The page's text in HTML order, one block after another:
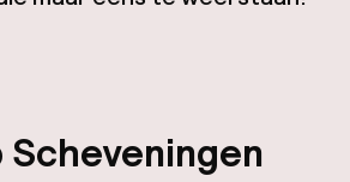
Scheveningen